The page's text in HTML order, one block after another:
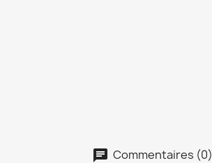
Commentaires (0)